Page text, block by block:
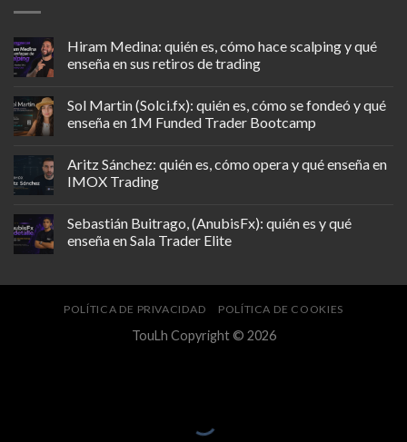
Hiram Medina: quién es, cómo hace scalping y qué
enseña en sus retiros de trading
Sol Martin (Solci.fx): quién es, cómo se fondeó y qué
enseña en 1M Funded Trader Bootcamp
Aritz Sánchez: quién es, cómo opera y qué enseña en
IMOX Trading
Sebastián Buitrago, (AnubisFx): quién es y qué
enseña en Sala Trader Elite
POLÍTICA DE PRIVACIDAD POLÍTICA DE COOKIES
TouLh Copyright © 2026